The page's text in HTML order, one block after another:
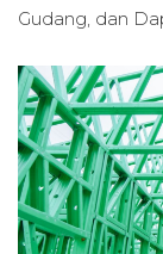
Gudang, dan